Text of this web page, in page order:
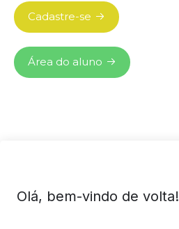
Cadastre-se
Área do aluno
Olá, bem-vindo de volta!